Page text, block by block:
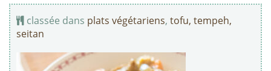
classée dans plats végétariens, tofu, tempeh,
seitan